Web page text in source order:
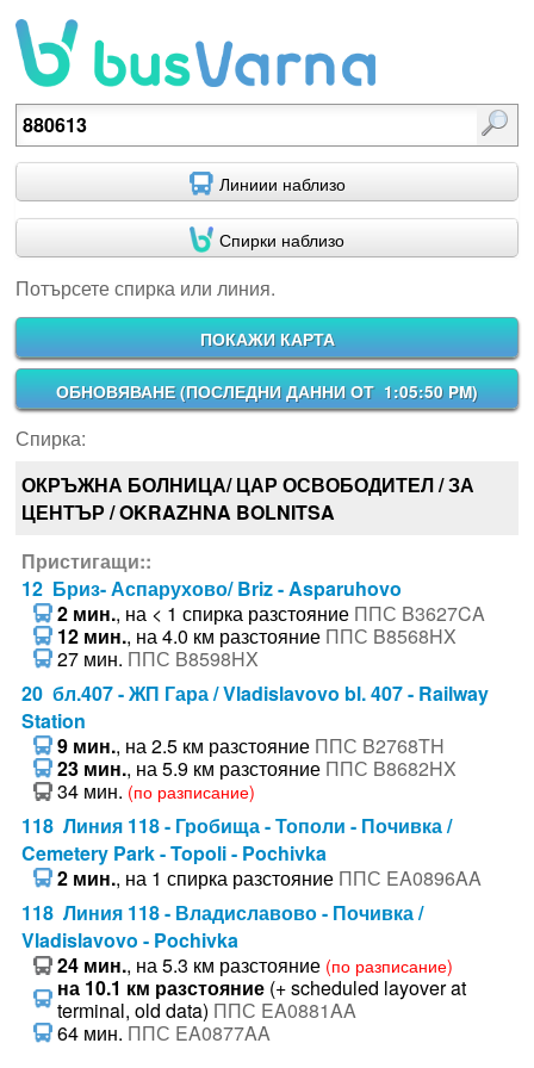
Потърсете спирка или линия.
Линиии наблизо
Спирки наблизо
Потърсете спирка или линия.
ПОКАЖИ КАРТА
ОБНОВЯВАНЕ (ПОСЛЕДНИ ДАННИ ОТ 1:05:50 PM)
Спирка:
ОКРЪЖНА БОЛНИЦА/ ЦАР ОСВОБОДИТЕЛ / ЗА
ЦЕНТЪР / OKRAZHNA BOLNITSA
Пристигащи::
12 Бриз- Аспарухово/ Briz - Asparuhovo
2 мин., на < 1 спирка разстояние ППС B3627CA
12 мин., на 4.0 км разстояние ППС B8568HX
27 мин. ППС B8598HX
20 бл.407 - ЖП Гара / Vladislavovo bl. 407 - Railway
Station
9 мин., на 2.5 км разстояние ППС B2768TH
23 мин., на 5.9 км разстояние ППС B8682HX
34 мин. (по разписание)
118 Линия 118 - Гробища - Тополи - Почивка /
Cemetery Park - Topoli - Pochivka
2 мин., на 1 спирка разстояние ППС EA0896AA
118 Линия 118 - Владиславово - Почивка /
Vladislavovo - Pochivka
24 мин., на 5.3 км разстояние (по разписание)
на 10.1 км разстояние(+ scheduled layover at
terminal, old data) ППС EA0881AA
64 мин. ППС EA0877AA